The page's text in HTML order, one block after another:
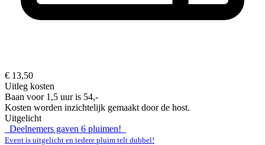
€ 13,50
Uitleg kosten
Baan voor 1,5 uur is 54,-
Kosten worden inzichtelijk gemaakt door de host.
Uitgelicht
Deelnemers gaven 6 pluimen!
Event is uitgelicht en iedere pluim telt dubbel!